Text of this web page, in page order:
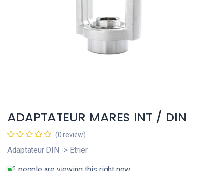
ADAPTATEUR MARES INT / DIN
(0 review)
Adaptateur DIN -> Etrier